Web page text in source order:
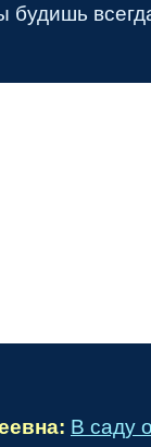
будишь
В саду